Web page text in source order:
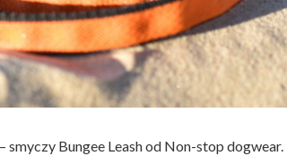
smyczy Bungee Leash od Non-stop dogwear.